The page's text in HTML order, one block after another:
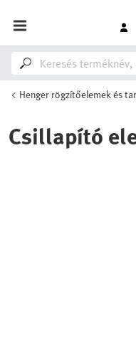
Henger rögzítőelemek és
Csillapító